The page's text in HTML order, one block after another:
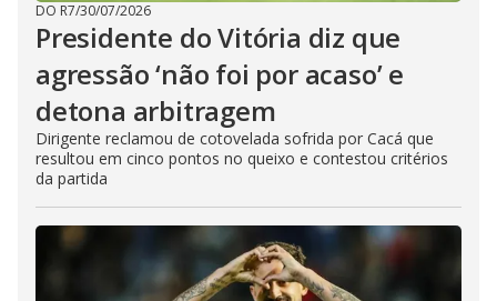
DO R7/30/07/2026
Presidente do Vitória diz que
agressão ‘não foi por acaso’ e
detona arbitragem
Dirigente reclamou de cotovelada sofrida por Cacá que
resultou em cinco pontos no queixo e contestou critérios
da partida